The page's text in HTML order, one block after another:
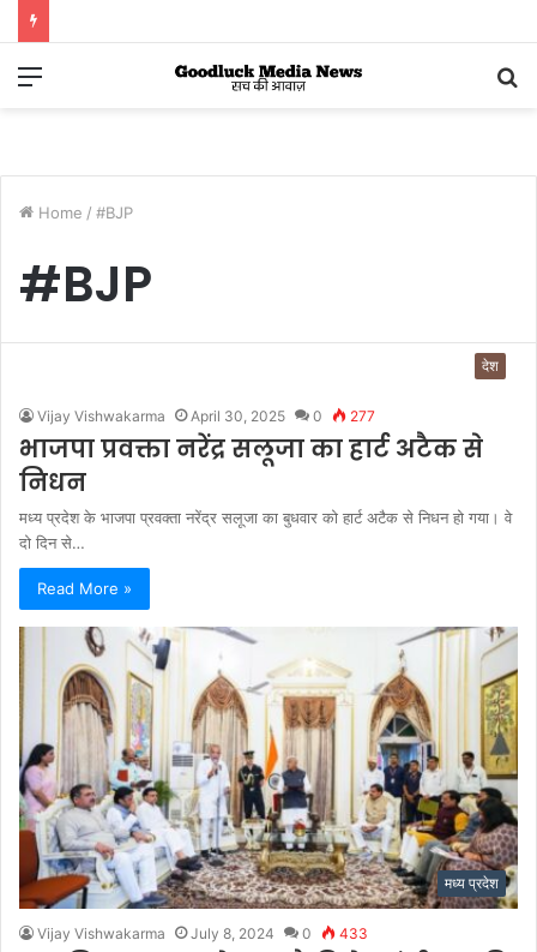
Home / #BJP
#BJP
देश
Vijay Vishwakarma April 30, 2025 0 277
भाजपा प्रवक्ता नरेंद्र सलूजा का हार्ट अटैक से
निधन
मध्य प्रदेश के भाजपा प्रवक्ता नरेंद्र सलूजा का बुधवार को हार्ट अटैक से निधन हो गया। वे
दो दिन से…
Read More »
मध्य प्रदेश
Vijay Vishwakarma July 8, 2024 0 433